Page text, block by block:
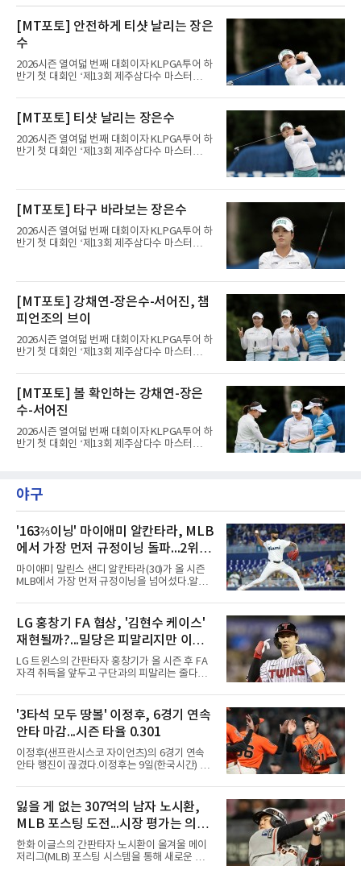
[MT포토] 안전하게 티샷 날리는 장은
수
2026시즌 열여덟 번째 대회이자 KLPGA투어 하
반기 첫 대회인 ‘제13회 제주삼다수 마스터
제주도 서귀포시에 위치한 테디밸리 골프앤리조
트(파72/6,767야드)에서 열리고 있다.9일 현재
최종라운드 경기가 펼쳐지고 있다.장은수가 1번
홀에서 경기하고 있다.
[MT포토] 티샷 날리는 장은수
2026시즌 열여덟 번째 대회이자 KLPGA투어 하
반기 첫 대회인 ‘제13회 제주삼다수 마스터
트(파72/6,767야드)에서 열리고 있다.9일 현재
최종라운드 경기가 펼쳐지고 있다.장은수가 1번
홀에서 경기하고 있다.
[MT포토] 타구 바라보는 장은수
2026시즌 열여덟 번째 대회이자 KLPGA투어 하
반기 첫 대회인 ‘제13회 제주삼다수 마스터
트(파72/6,767야드)에서 열리고 있다.9일 현재
최종라운드 경기가 펼쳐지고 있다.장은수가 1번
홀에서 경기하고 있다.
[MT포토] 강채연-장은수-서어진, 챔
피언조의 브이
2026시즌 열여덟 번째 대회이자 KLPGA투어 하
반기 첫 대회인 ‘제13회 제주삼다수 마스터
제주도 서귀포시에 위치한 테디밸리 골프앤리조
트(파72/6,767야드)에서 열리고 있다.9일 현재
최종라운드 경기가 펼쳐지고 있다.장은수가 1번
홀에서 경기하고 있다.
[MT포토] 볼 확인하는 강채연-장은
수-서어진
2026시즌 열여덟 번째 대회이자 KLPGA투어 하
반기 첫 대회인 ‘제13회 제주삼다수 마스터
최종라운드 경기가 펼쳐지고 있다.장은수가 1번
홀에서 경기하고 있다.
야구
'163⅔이닝' 마이애미 알칸타라, MLB
에서 가장 먼저 규정이닝 돌파...2위와
14이닝 차
마이애미 말린스 샌디 알칸타라(30)가 올 시즌
MLB에서 가장 먼저 규정이닝을 넘어섰다.알칸
크에서 열린 로스앤젤레스 에인절스전에 선발
등판해 7이닝 3피안타 무실점을 기록, 7-0 승리
를 이끌며 시즌 13승(6패)을 올렸다. 평균자책점
은 3.52로 떨어졌고, 3회를 마쳤을 때 통산 1천
226이닝을 기록해 리키 놀라스코의 구단 최다
이닝(1천225⅔이닝)을 경신했다.시즌 소화 이닝
은 163⅔이닝으로 규정이닝 162이닝을 통과했
인트루이스에서 데뷔해 이듬해 마이애미로 이적
한 그는 2022년 리그 최다 228⅔이닝
LG 홍창기 FA 협상, '김현수 케이스'
재현될까?...밀당은 피말리지만 이적
가능성은 낮아
LG 트윈스의 간판타자 홍창기가 올 시즌 후 FA
자격 취득을 앞두고 구단과의 피말리는 줄다리
김현수가 FA 시장에서 이적했던 충격적인 선례
가 소환되면서 벌써부터 팬들의 이목이 집중되
는 양상이다.다만 이번 협상은 과거 김현수 케이
스와는 판이하게 다른 환경 속에서 전개될 것으
로 보인다. 선수 측과 구단 간의 시각 차이가 팽
팽히 맞서며 내부 협상 과정은 극심한 진통을 겪
을 가능성이 크지만, 시장 외부에서 불어오는 변
에서 이탈하는 아픔을 겪었고, 이어진 2026시즌
초중반에도 실전 감각 회복
'3타석 모두 땅볼' 이정후, 6경기 연속
안타 마감...시즌 타율 0.301
이정후(샌프란시스코 자이언츠)의 6경기 연속
안타 행진이 끊겼다.이정후는 9일(한국시간) 미
트로이트 타이거스와의 홈경기에 2번 타자 우익
수로 출전해 3타수 무안타에 그쳤다. 시즌 타율
은 0.301로 하락했다. 1회와 4회 유격수 땅볼, 7
회 2루수 땅볼로 물러났고 9회초 대수비와 교체
됐다.샌프란시스코는 팀 전체가 2안타에 묶인
데다 7회 6실점이 겹쳐 0-8로 졌다.샌디에이고
파드리스 송성문은 휴스턴 애스트로스와의 홈경
잃을 게 없는 307억의 남자 노시환,
MLB 포스팅 도전...시장 평가는 의외
일 수 있어
한화 이글스의 간판타자 노시환이 올겨울 메이
저리그(MLB) 포스팅 시스템을 통해 새로운 도전